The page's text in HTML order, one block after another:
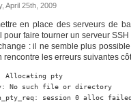
April 25th, 2009
en place des serveurs de
pour faire tourner un serveur
: il ne semble plus
rencontre les erreurs suivantes
Allocating pty
No such file or directory
session 0 alloc failed